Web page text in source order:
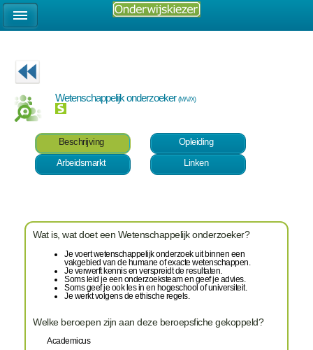
Wetenschappelijk onderzoeker(M/V/X)
Beschrijving
Opleiding
Arbeidsmarkt
Linken
Wat is, wat doet een Wetenschappelijk onderzoeker?
Je voert wetenschappelijk onderzoek uit binnen een
vakgebied van de humane of exacte wetenschappen.
Je verwerft kennis en verspreidt de resultaten.
Soms leid je een onderzoeksteam en geef je advies.
Soms geef je ook les in en hogeschool of universiteit.
Je werkt volgens de ethische regels.
Welke beroepen zijn aan deze beroepsfiche gekoppeld?
Academicus